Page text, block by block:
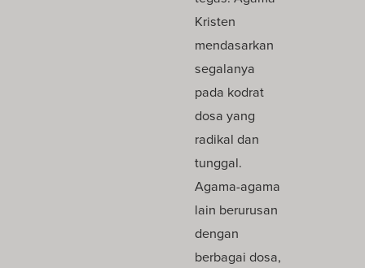
Kristen
mendasarkan
segalanya
pada kodrat
dosa yang
radikal dan
tunggal.
Agama-agama
lain berurusan
dengan
berbagai dosa,